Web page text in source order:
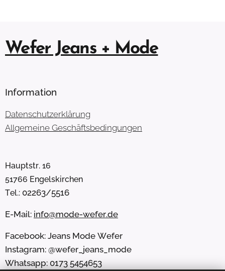
Wefer Jeans + Mode
Information
Datenschutzerklärung
Allgemeine Geschäftsbedingungen
Hauptstr. 16
51766 Engelskirchen
Tel.: 02263/5516
E-Mail: info@mode-wefer.de
Facebook: Jeans Mode Wefer
Instagram: @wefer_jeans_mode
Whatsapp: 0173 5454653